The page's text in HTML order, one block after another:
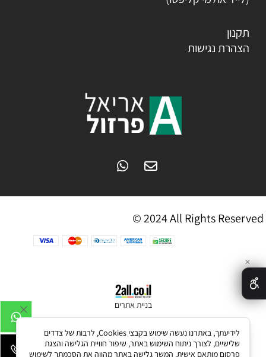
תקנון
הצהרת נגישות
© 2024 All Rights Reserved
בניית אתרים
✕
לידיעתך, באתרנו נעשה שימוש בקבצי Cookies, לרבות של צדדים
שלישיים, לצורך ניתוח השימוש באתר, שיפור חוויית הגלישה והצגת
פרסום מותאם אישית. המשך גלישה באתר מהווה את הסכמתך לשימוש